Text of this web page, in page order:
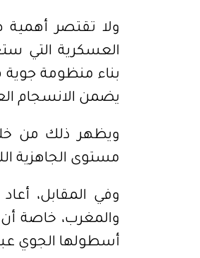
ولا تقتصر أهمية
العسكرية التي
بناء منظومة جوية
يضمن الانسجام
ويظهر ذلك من
مستوى الجاهزية
وفي المقابل،
والمغرب، خاصة